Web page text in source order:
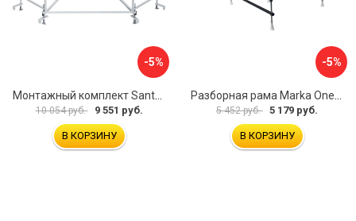
-5%
10 054 руб. 9 551 руб.
В КОРЗИНУ
-5%
5 452 руб. 5 179 руб.
В КОРЗИНУ